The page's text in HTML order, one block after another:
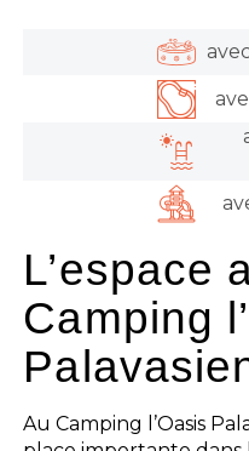
L’espace
Camping
Au Camping l’Oasis